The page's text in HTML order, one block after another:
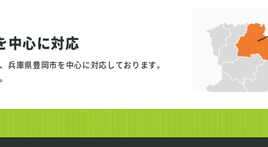
中心に対応
兵庫県豊岡市を中心に対応しております。